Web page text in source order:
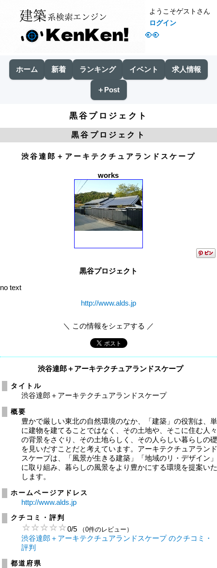
👀
ようこそゲストさん
ログイン
ホーム 新着 ランキング イベント 求人情報
＋Post
黒谷プロジェクト
黒谷プロジェクト
渋谷達郎＋アーキテクチュアランドスケープ
works
黒谷プロジェクト
no text
http://www.alds.jp
＼ この情報をシェアする ／
渋谷達郎＋アーキテクチュアランドスケープ
タイトル
渋谷達郎＋アーキテクチュアランドスケープ
概要
豊かで厳しい東北の自然環境のなか、「建築」の役割は、
に建物を建てることではなく、その土地や、そこに住む人
の背景をさぐり、その土地らしく、その人らしい暮らしの
を見いだすことだと考えています。アーキテクチュアラン
スケープは、「風景が生きる建築」「地域のリ・デザイン
に取り組み、暮らしの風景をより豊かにする環境を提案い
します。
ホームページアドレス
http://www.alds.jp
クチコミ・評判
0/5 （0件のレビュー）
渋谷達郎＋アーキテクチュアランドスケープ のクチコミ・
評判
都道府県